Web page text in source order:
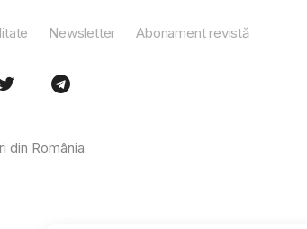
Newsletter Abonament revistă
din România